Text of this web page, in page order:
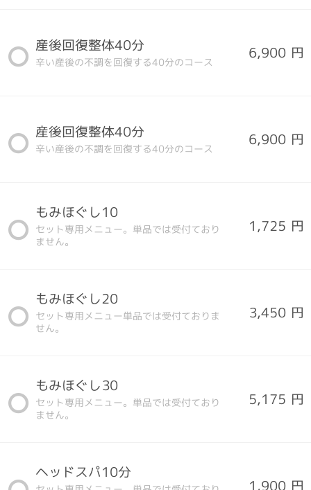
産後回復整体40分
辛い産後の不調を回復する40分のコース
6,900 円
産後回復整体40分
辛い産後の不調を回復する40分のコース
6,900 円
もみほぐし10
セット専用メニュー。単品では受付ており
ません。
1,725 円
もみほぐし20
セット専用メニュー単品では受付ておりま
せん。
3,450 円
もみほぐし30
セット専用メニュー。単品では受付ており
ません。
5,175 円
ヘッドスパ10分
1,900 円